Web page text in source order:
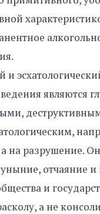
и
являются
на разрушение.
отчаяние
и
а не